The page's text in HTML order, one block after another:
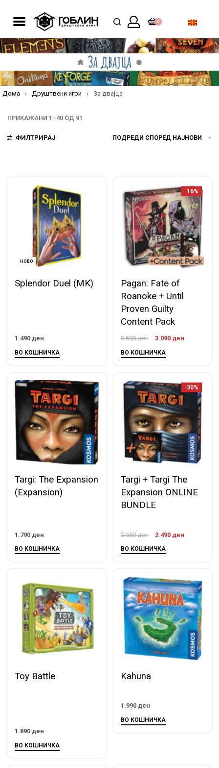
0
Дома › Друштвени игри › За двајца
ПРИКАЖАНИ 1–40 ОД 91
ФИЛТРИРАЈ ПОДРЕДИ СПОРЕД НАЈНОВИ
НОВО
Splendor Duel (MK)
1.490 ден
ВО КОШНИЧКА
-16%
Pagan: Fate of
Roanoke + Until
Proven Guilty
Content Pack
3.690ден 3.090 ден
ВО КОШНИЧКА
Targi: The Expansion
(Expansion)
1.790 ден
ВО КОШНИЧКА
-30%
Targi + Targi The
Expansion ONLINE
BUNDLE
3.580ден 2.490 ден
ВО КОШНИЧКА
Toy Battle
1.890 ден
ВО КОШНИЧКА
Kahuna
1.990 ден
ВО КОШНИЧКА